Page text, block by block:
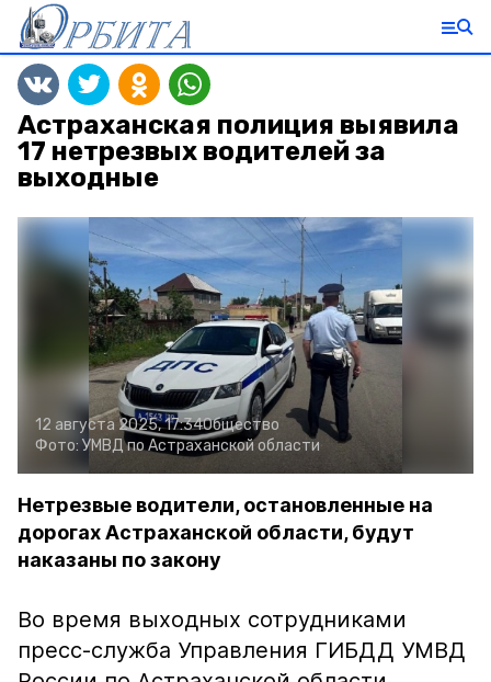
Астраханская полиция выявила
17 нетрезвых водителей за
выходные
12 августа 2025, 17:34Общество
Фото: УМВД по Астраханской области
Нетрезвые водители, остановленные на
дорогах Астраханской области, будут
наказаны по закону
Во время выходных сотрудниками
пресс-служба Управления ГИБДД УМВД